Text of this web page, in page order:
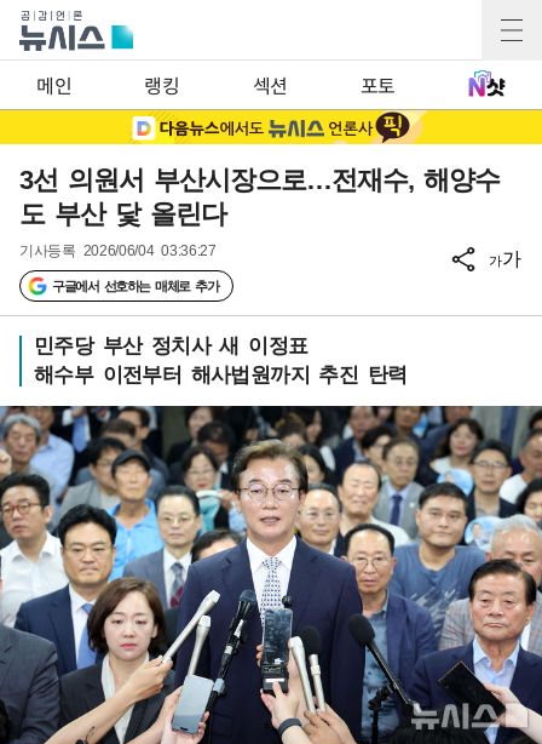
메인 랭킹 섹션 포토
3선 의원서 부산시장으로…전재수, 해양수
도 부산 닻 올린다
기사등록 2026/06/04 03:36:27
구글에서 선호하는 매체로 추가
가가
민주당 부산 정치사 새 이정표
해수부 이전부터 해사법원까지 추진 탄력